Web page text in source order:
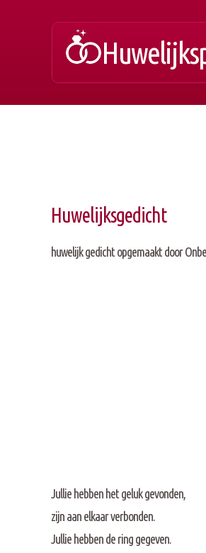
Huwelijksgedicht
huwelijk gedicht opgemaakt door
Jullie hebben het geluk gevonden,
zijn aan elkaar verbonden.
Jullie hebben de ring gegeven.